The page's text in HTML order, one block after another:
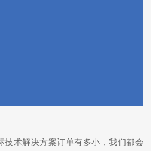
技术解决方案订单有多小，我们都会